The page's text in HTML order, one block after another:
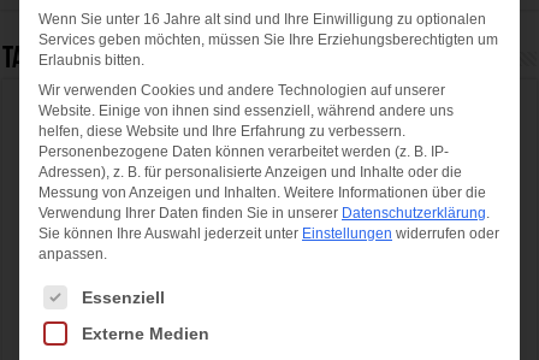
Tag Archives:
Stadtbibliothek im Motorama feiert Eröffnung
Wenn Sie unter 16 Jahre alt sind und Ihre Einwilligung zu optionalen
Services geben möchten, müssen Sie Ihre Erziehungsberechtigten um
Erlaubnis bitten.
Wir verwenden Cookies und andere Technologien auf unserer
Website. Einige von ihnen sind essenziell, während andere uns
helfen, diese Website und Ihre Erfahrung zu verbessern.
Personenbezogene Daten können verarbeitet werden (z. B. IP-
Adressen), z. B. für personalisierte Anzeigen und Inhalte oder die
Messung von Anzeigen und Inhalten. Weitere Informationen über die
Verwendung Ihrer Daten finden Sie in unserer Datenschutzerklärung.
Sie können Ihre Auswahl jederzeit unter Einstellungen widerrufen oder
anpassen.
Es folgt eine Liste der Service-Gruppen, für die eine Einwilligung
Essenziell
Externe Medien